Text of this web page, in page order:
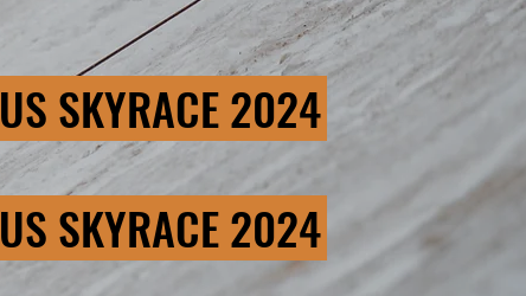
SKYRACE 2024
SKYRACE 2024